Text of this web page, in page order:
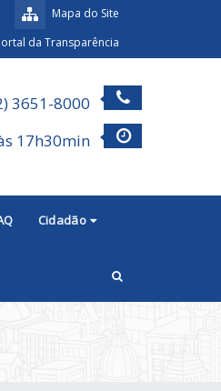
Mapa do Site
da Transparência
3651-8000
17h30min
Cidadão